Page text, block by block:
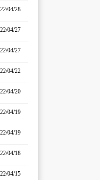
04/28
04/27
04/27
04/22
04/20
04/19
04/19
04/18
04/15